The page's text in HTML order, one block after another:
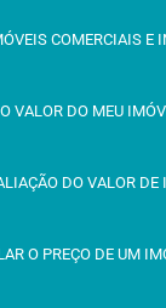
COMERCIAIS E
VALOR DO MEU
DO VALOR DE
O PREÇO DE UM